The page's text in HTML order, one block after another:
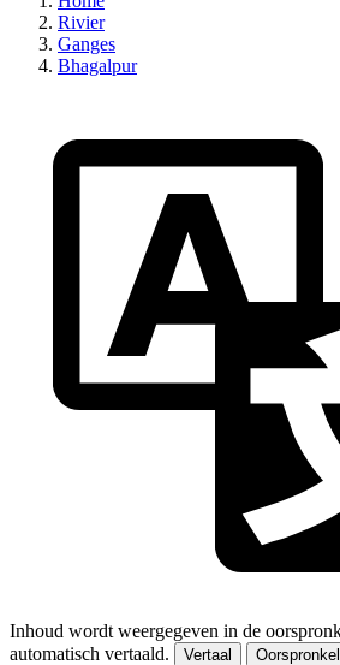
Rivier
Ganges
Bhagalpur
Inhoud wordt weergegeven in de
automatisch vertaald.
Vertaal